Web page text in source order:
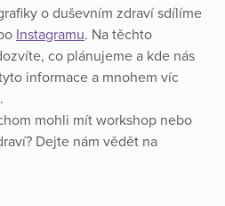
o duševním zdraví sdílíme
Instagramu. Na těchto
co plánujeme a kde nás
informace a mnohem víc
.
mohli mít workshop nebo
Dejte nám vědět na